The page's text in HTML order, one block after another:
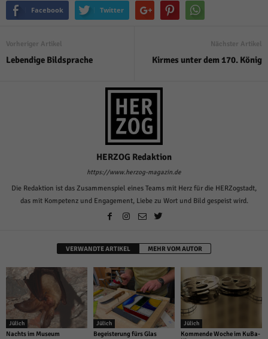
Facebook Twitter
Vorheriger Artikel
Lebendige Bildsprache
Nächster Artikel
Kirmes unter dem 170. König
HERZOG Redaktion
https://www.herzog-magazin.de
Die Redaktion ist das Zusammenspiel eines Teams mit Herz für die HERZogstadt,
das mit Kompetenz und Engagement, Liebe zu Wort und Bild gespeist wird.
VERWANDTE ARTIKEL MEHR VOM AUTOR
Jülich
Nachts im Museum
Jülich
Begeisterung fürs Glas
Jülich
Kommende Woche im KuBa-